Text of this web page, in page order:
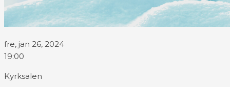
fre, jan 26, 2024
19:00
Kyrksalen